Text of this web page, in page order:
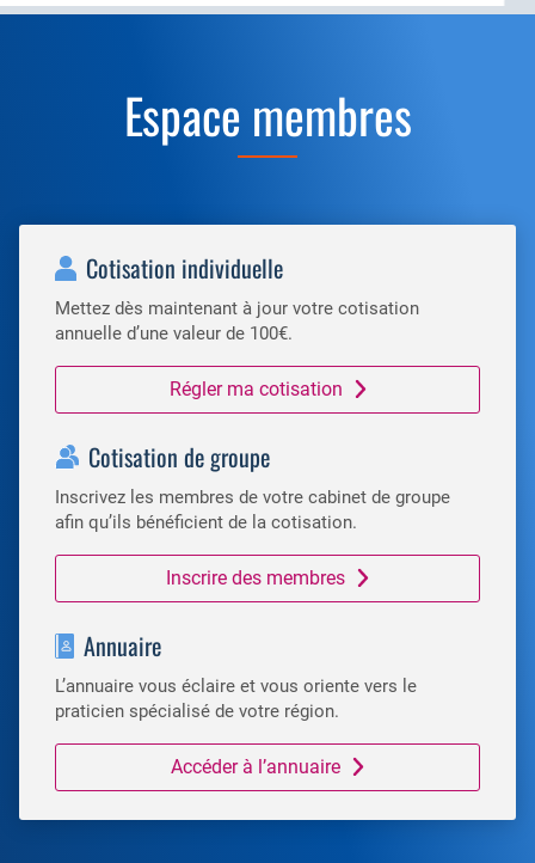
Espace membres
Cotisation individuelle
Mettez dès maintenant à jour votre cotisation
annuelle d’une valeur de 100€.
Régler ma cotisation
Cotisation de groupe
Inscrivez les membres de votre cabinet de groupe
afin qu’ils bénéficient de la cotisation.
Inscrire des membres
Annuaire
L’annuaire vous éclaire et vous oriente vers le
praticien spécialisé de votre région.
Accéder à l’annuaire